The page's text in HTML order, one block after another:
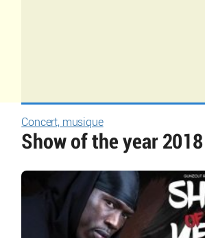
Concert, musique
Show of the year 2018